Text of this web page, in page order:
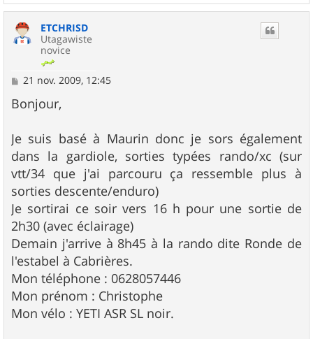
a
ETCHRISD
Utagawiste
novice
M
s
s
g
e
21 nov. 2009, 12:45
Bonjour,
Je suis basé à Maurin donc je sors également
dans la gardiole, sorties typées rando/xc (sur
vtt/34 que j'ai parcouru ça ressemble plus à
sorties descente/enduro)
Je sortirai ce soir vers 16 h pour une sortie de
2h30 (avec éclairage)
Demain j'arrive à 8h45 à la rando dite Ronde de
l'estabel à Cabrières.
Mon téléphone : 0628057446
Mon prénom : Christophe
Mon vélo : YETI ASR SL noir.